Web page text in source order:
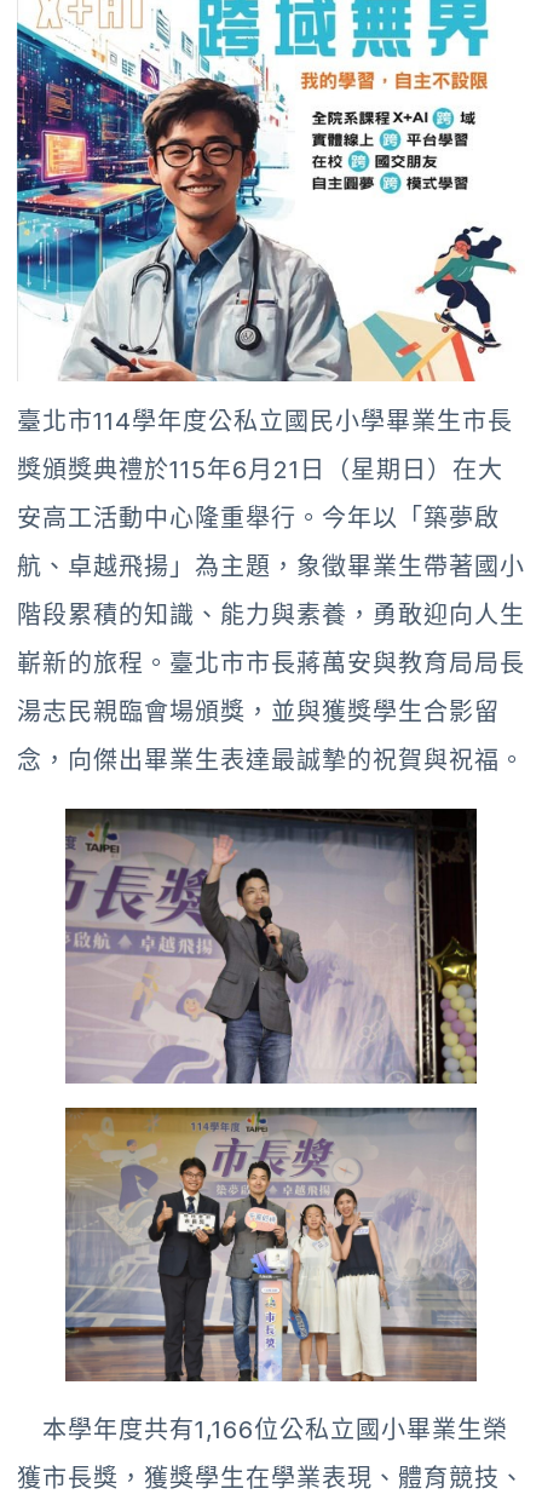
臺北市114學年度公私立國民小學畢業生市長
獎頒獎典禮於115年6月21日（星期日）在大
安高工活動中心隆重舉行。今年以「築夢啟
航、卓越飛揚」為主題，象徵畢業生帶著國小
階段累積的知識、能力與素養，勇敢迎向人生
嶄新的旅程。臺北市市長蔣萬安與教育局局長
湯志民親臨會場頒獎，並與獲獎學生合影留
念，向傑出畢業生表達最誠摯的祝賀與祝福。
本學年度共有1,166位公私立國小畢業生榮
獲市長獎，獲獎學生在學業表現、體育競技、